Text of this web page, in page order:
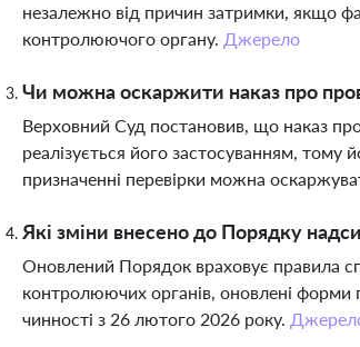
незалежно від причин затримки, якщо
контролюючого органу. Джерело
Чи можна оскаржити наказ про
Верховний Суд постановив, що наказ про
реалізується його застосуванням,
призначенні перевірки можна
Які зміни внесено до Порядку
Оновлений Порядок враховує правила
контролюючих органів, оновлені форми
чинності з 26 лютого 2026 року.